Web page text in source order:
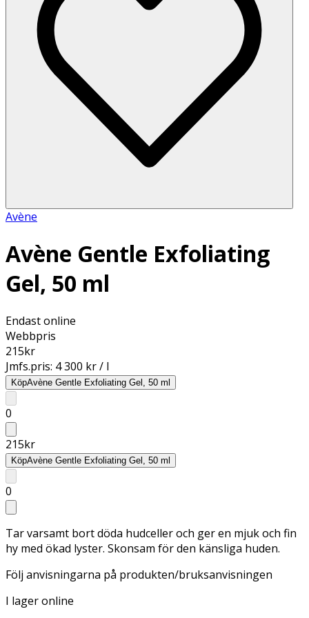
Avène
Avène Gentle Exfoliating
Gel, 50 ml
Endast online
Webbpris
215kr
Jmfs.pris: 4 300 kr / l
KöpAvène Gentle Exfoliating Gel, 50 ml
0
215kr
KöpAvène Gentle Exfoliating Gel, 50 ml
0
Tar varsamt bort döda hudceller och ger en mjuk och fin
hy med ökad lyster. Skonsam för den känsliga huden.
Följ anvisningarna på produkten/bruksanvisningen
I lager online